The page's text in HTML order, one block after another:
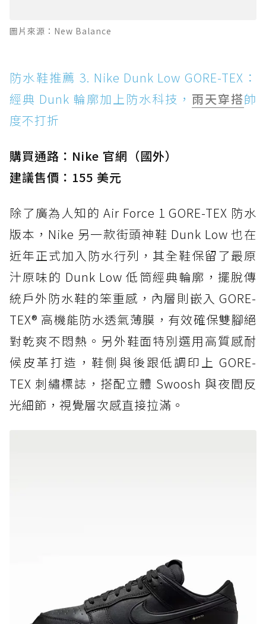
圖片來源：New Balance
防水鞋推薦 3. Nike Dunk Low GORE-TEX：
經典 Dunk 輪廓加上防水科技， 雨天穿搭帥
度不打折
購買通路：Nike 官網（國外）
建議售價：155 美元
除了廣為人知的 Air Force 1 GORE-TEX 防水
版本，Nike 另一款街頭神鞋 Dunk Low 也在
近年正式加入防水行列，其全鞋保留了最原
汁原味的 Dunk Low 低筒經典輪廓，擺脫傳
統戶外防水鞋的笨重感，內層則嵌入 GORE-
TEX® 高機能防水透氣薄膜，有效確保雙腳絕
對乾爽不悶熱。另外鞋面特別選用高質感耐
候皮革打造，鞋側與後跟低調印上 GORE-
TEX 刺繡標誌，搭配立體 Swoosh 與夜間反
光細節，視覺層次感直接拉滿。